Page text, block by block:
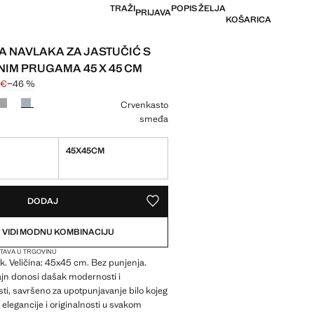
TRAŽIPRIJAVAPOPIS ŽELJA
KOŠARICA
NAVLAKA ZA JASTUČIĆ S
PRUGAMA 45 X 45 CM
prekrižena [12,99 € ]
[6,99 € ]
−46 %
Crvenkasto
smeđa
45X45CM
DODAJ SPREMI NA POPIS ŽELJA
VIDI MODNU KOMBINACIJU
U TRGOVINU
Veličina: 45x45 cm. Bez punjenja.
donosi dašak modernosti i
savršeno za upotpunjavanje bilo kojeg
i originalnosti u svakom